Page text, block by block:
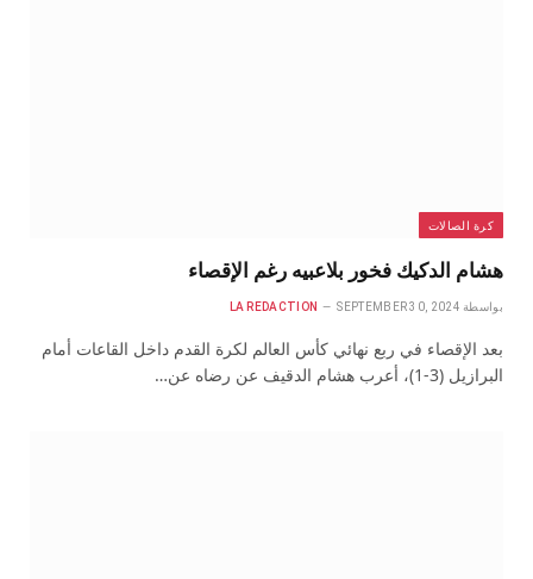
كرة الصالات
هشام الدكيك فخور بلاعبيه رغم الإقصاء
بواسطة LA REDACTION SEPTEMBER 30, 2024
بعد الإقصاء في ربع نهائي كأس العالم لكرة القدم داخل القاعات أمام
البرازيل (3-1)، أعرب هشام الدقيف عن رضاه عن…